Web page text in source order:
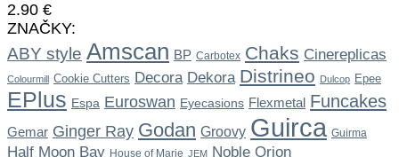
2.90 €
ZNAČKY:
ABY style Amscan BP Carbotex Chaks Cinereplicas
Colourmill Cookie Cutters Decora Dekora Distrineo Dulcop Epee
EPlus Espa Euroswan Eyecasions Flexmetal Funcakes
Gemar Ginger Ray Godan Groovy Guirca Guirma
Half Moon Bay House of Marie JEM Noble Orion